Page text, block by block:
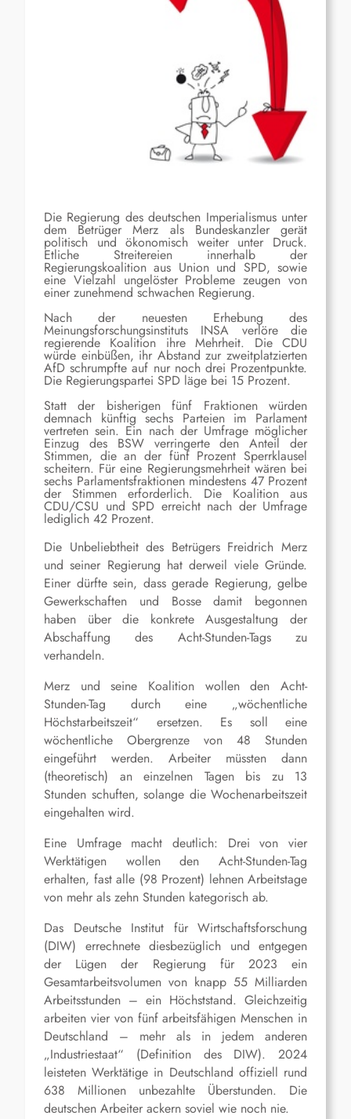
Die Regierung des deutschen Imperialismus unter
dem Betrüger Merz als Bundeskanzler gerät
politisch und ökonomisch weiter unter Druck.
Etliche Streitereien innerhalb der
Regierungskoalition aus Union und SPD, sowie
eine Vielzahl ungelöster Probleme zeugen von
einer zunehmend schwachen Regierung.
Nach der neuesten Erhebung des
Meinungsforschungsinstituts INSA verlöre die
regierende Koalition ihre Mehrheit. Die CDU
würde einbüßen, ihr Abstand zur zweitplatzierten
AfD schrumpfte auf nur noch drei Prozentpunkte.
Die Regierungspartei SPD läge bei 15 Prozent.
Statt der bisherigen fünf Fraktionen würden
demnach künftig sechs Parteien im Parlament
vertreten sein. Ein nach der Umfrage möglicher
Einzug des BSW verringerte den Anteil der
Stimmen, die an der fünf Prozent Sperrklausel
scheitern. Für eine Regierungsmehrheit wären bei
sechs Parlamentsfraktionen mindestens 47 Prozent
der Stimmen erforderlich. Die Koalition aus
CDU/CSU und SPD erreicht nach der Umfrage
lediglich 42 Prozent.
Die Unbeliebtheit des Betrügers Freidrich Merz
und seiner Regierung hat derweil viele Gründe.
Einer dürfte sein, dass gerade Regierung, gelbe
Gewerkschaften und Bosse damit begonnen
haben über die konkrete Ausgestaltung der
Abschaffung des Acht-Stunden-Tags zu
verhandeln.
Merz und seine Koalition wollen den Acht-
Stunden-Tag durch eine „wöchentliche
Höchstarbeitszeit“ ersetzen. Es soll eine
wöchentliche Obergrenze von 48 Stunden
eingeführt werden. Arbeiter müssten dann
(theoretisch) an einzelnen Tagen bis zu 13
Stunden schuften, solange die Wochenarbeitszeit
eingehalten wird.
Eine Umfrage macht deutlich: Drei von vier
Werktätigen wollen den Acht-Stunden-Tag
erhalten, fast alle (98 Prozent) lehnen Arbeitstage
von mehr als zehn Stunden kategorisch ab.
Das Deutsche Institut für Wirtschaftsforschung
(DIW) errechnete diesbezüglich und entgegen
der Lügen der Regierung für 2023 ein
Gesamtarbeitsvolumen von knapp 55 Milliarden
Arbeitsstunden – ein Höchststand. Gleichzeitig
arbeiten vier von fünf arbeitsfähigen Menschen in
Deutschland – mehr als in jedem anderen
„Industriestaat“ (Definition des DIW). 2024
leisteten Werktätige in Deutschland offiziell rund
638 Millionen unbezahlte Überstunden. Die
deutschen Arbeiter ackern soviel wie noch nie.